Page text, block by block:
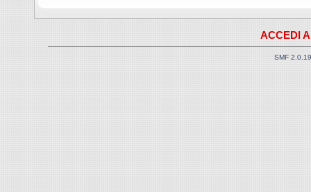
ACCEDI
SMF 2.0.19